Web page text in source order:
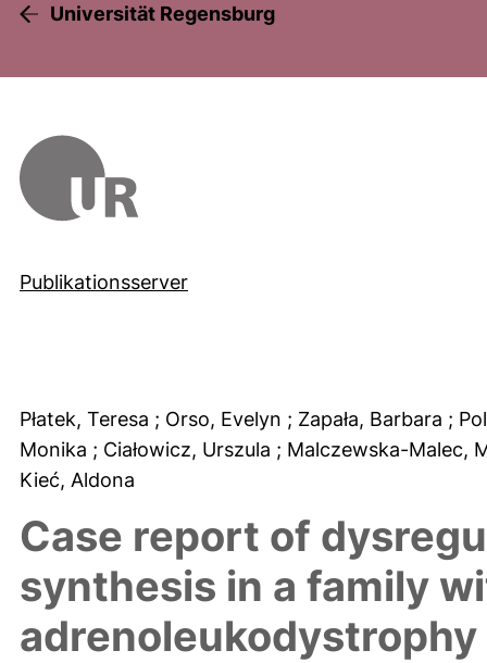
Universität Regensburg
Publikationsserver
Płatek, Teresa ; Orso, Evelyn ; Zapała, Barbara ;
Monika ; Ciałowicz, Urszula ; Malczewska-Malec,
Kieć, Aldona
Case report of
synthesis in a family
adrenoleukodystrophy